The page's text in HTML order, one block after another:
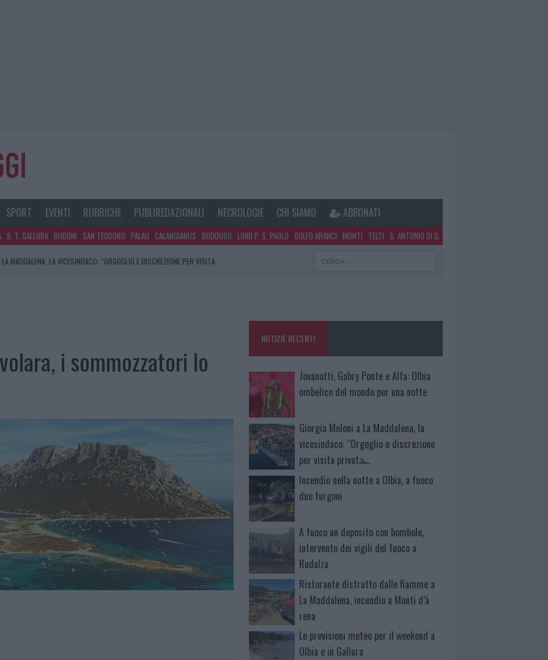
SPORT EVENTI RUBRICHE PUBLIREDAZIONALI NECROLOGIE CHI SIAMO ABBONATI
S. T. GALLURA BUDONI SAN TEODORO PALAU CALANGIANUS BUDDUSÒ LOIRI P. S. PAOLO GOLFO ARANCI MONTI TELTI S. ANTONIO DI G.
MADDALENA, LA VICESINDACO: “ORGOGLIO E DISCREZIONE PER VISITA
OLBIA OMBELICO DEL MONDO PER UNA NOTTE
i sommozzatori lo
NOTIZIE RECENTI
Jovanotti, Gabry Ponte e Alfa: Olbia
ombelico del mondo per una notte
Giorgia Meloni a La Maddalena, la
vicesindaco: “Orgoglio e discrezione
per visita privata̶…
Incendio nella notte a Olbia, a fuoco
due furgoni
A fuoco un deposito con bombole,
intervento dei vigili del fuoco a
Rudalza
Ristorante distrutto dalle fiamme a
La Maddalena, incendio a Monti d’à
rena
Le previsioni meteo per il weekend a
Olbia e in Gallura